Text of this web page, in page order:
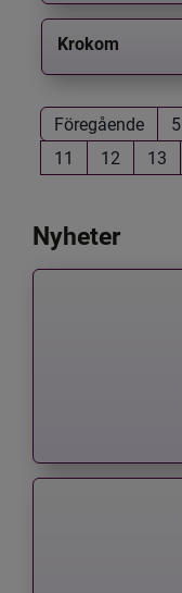
Krokom
Föregående 5
11
12 13
Nyheter